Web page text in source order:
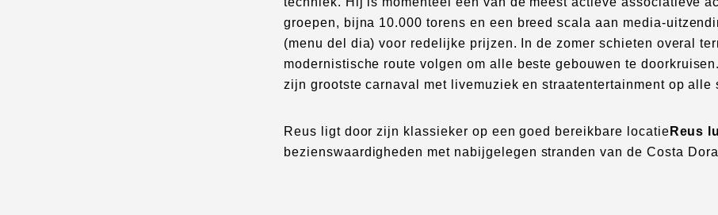
groepen, bijna 10.000 torens en een breed scala aan media-
(menu del dia) voor redelijke prijzen. In de zomer schieten overal
modernistische route volgen om alle beste gebouwen te
zijn grootste carnaval met livemuziek en straatentertainment op alle
Reus ligt door zijn klassieker op een goed bereikbare locatie Reus
bezienswaardigheden met nabijgelegen stranden van de Costa